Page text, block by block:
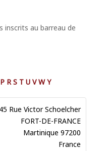
inscrits au barreau de
P RS TUVWY
45 Rue Victor Schoelcher
FORT-DE-FRANCE
Martinique 97200
France